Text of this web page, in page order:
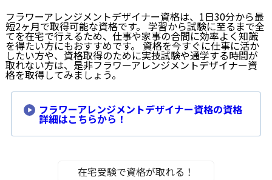
フラワーアレンジメントデザイナー資格は、1日30分から最
短2ヶ月で取得可能な資格です。 学習から試験に至るまで全
てを在宅で行えるため、仕事や家事の合間に効率よく知識
を得たい方にもおすすめです。 資格を今すぐに仕事に活か
したい方や、資格取得のために実技試験や通学する時間が
取れない方は、是非フラワーアレンジメントデザイナー資
格を取得してみましょう。
フラワーアレンジメントデザイナー資格の資格
詳細はこちらから！
在宅受験で資格が取れる！